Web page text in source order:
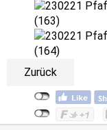
Zurück